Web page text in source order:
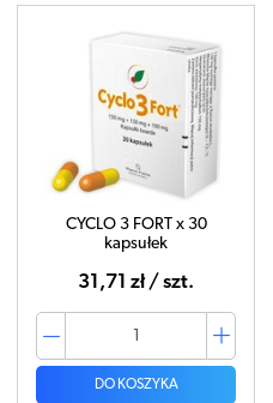
CYCLO 3 FORT x 30
kapsułek
31,71 zł / szt.
DO KOSZYKA